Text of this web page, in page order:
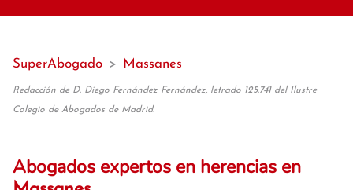
SuperAbogado > Massanes
Redacción de D. Diego Fernández Fernández, letrado 125.741 del Ilustre
Colegio de Abogados de Madrid.
Abogados expertos en herencias en